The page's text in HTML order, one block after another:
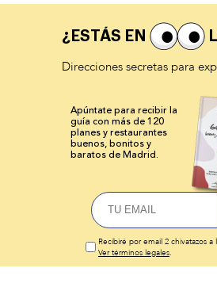
¿ESTÁS EN
Direcciones secretas para
Apúntate para recibir la
guía con más de 120
planes y restaurantes
buenos, bonitos y
baratos de Madrid.
Recibiré por email 2 chivatazos a
Ver términos legales.